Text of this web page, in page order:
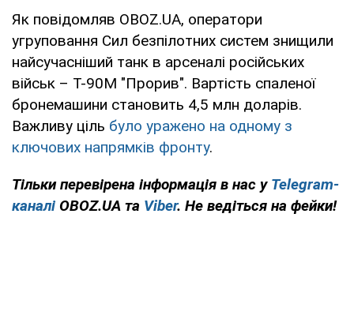
Як повідомляв OBOZ.UA, оператори
угруповання Сил безпілотних систем знищили
найсучасніший танк в арсеналі російських
військ – Т-90М "Прорив". Вартість спаленої
бронемашини становить 4,5 млн доларів.
Важливу ціль було уражено на одному з
ключових напрямків фронту.
Тільки перевірена інформація в нас у Telegram-
каналі OBOZ.UA та Viber. Не ведіться на фейки!